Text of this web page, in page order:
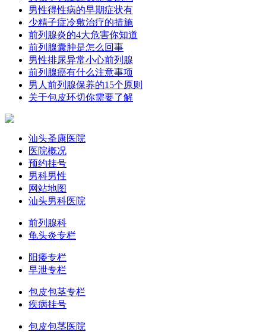
男性得性病的早期症状有
少精子症冷敷治疗的措施
前列腺炎的4大危害你知道
前列腺囊肿是怎么回事
男性排尿异常小心前列腺
前列腺癌有什么注意事项
男人前列腺保养的15个原则
关于包皮环切你需要了解
汕头圣康医院
医院概况
预约挂号
男科男性
网站地图
汕头男科医院
前列腺科
龟头炎专栏
阳痿专栏
早泄专栏
包皮包茎专栏
疾病挂号
包皮包茎医院